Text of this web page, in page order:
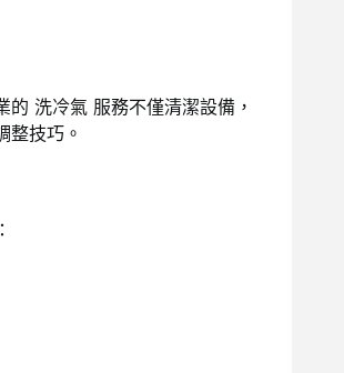
洗冷氣 服務不僅清潔設備，
整技巧。